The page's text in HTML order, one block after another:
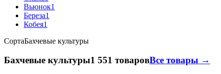
Вьюнок1
Береза1
Кобея1
СортаБахчевые культуры
Бахчевые культуры1 551 товаровВсе товары →